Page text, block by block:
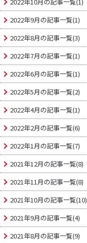
2022年9月の記事一覧(1)
2022年8月の記事一覧(3)
2022年7月の記事一覧(1)
2022年6月の記事一覧(1)
2022年5月の記事一覧(2)
2022年4月の記事一覧(1)
2022年2月の記事一覧(6)
2022年1月の記事一覧(7)
2021年12月の記事一覧(8)
2021年11月の記事一覧(8)
2021年10月の記事一覧(10)
2021年9月の記事一覧(4)
2021年8月の記事一覧(9)